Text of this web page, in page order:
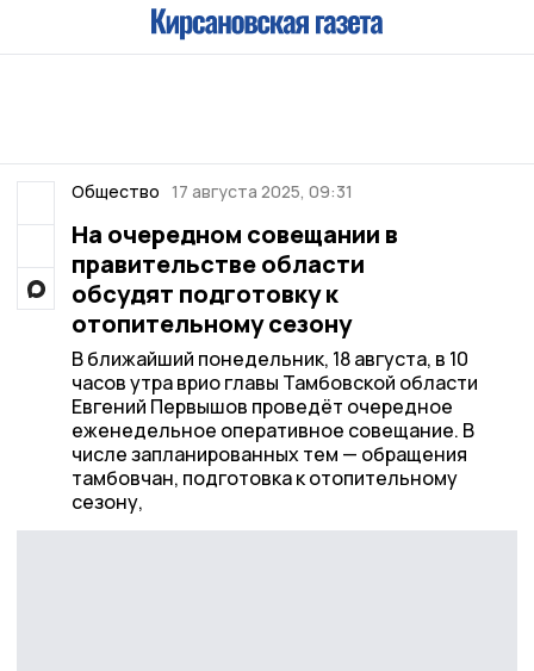
Общество 17 августа 2025, 09:31
На очередном совещании в
правительстве области
обсудят подготовку к
отопительному сезону
В ближайший понедельник, 18 августа, в 10
часов утра врио главы Тамбовской области
Евгений Первышов проведёт очередное
еженедельное оперативное совещание. В
числе запланированных тем — обращения
тамбовчан, подготовка к отопительному
сезону,